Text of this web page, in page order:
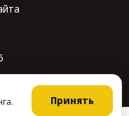
Принять